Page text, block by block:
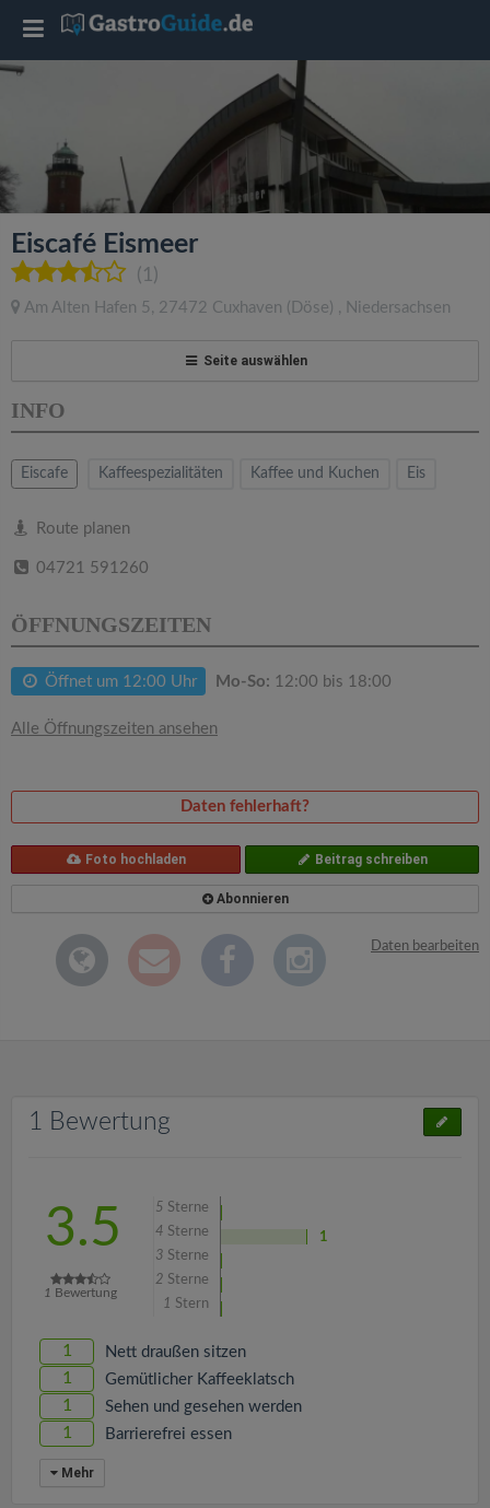
Eiscafé Eismeer
(1)
Am Alten Hafen 5 , 27472 Cuxhaven (Döse) , Niedersachsen
Seite auswählen
INFO
Eiscafe Kaffeespezialitäten Kaffee und Kuchen Eis
Route planen
04721 591260
ÖFFNUNGSZEITEN
Öffnet um 12:00 Uhr Mo-So: 12:00 bis 18:00
Alle Öffnungszeiten ansehen
Daten fehlerhaft?
Foto hochladen Beitrag schreiben
Abonnieren
Daten bearbeiten
1 Bewertung
3.5
1 Bewertung
5 Sterne
4 Sterne
1
3 Sterne
2 Sterne
1 Stern
1 Nett draußen sitzen
1 Gemütlicher Kaffeeklatsch
1 Sehen und gesehen werden
1 Barrierefrei essen
Mehr
T
g
l
e
a
v
a
t